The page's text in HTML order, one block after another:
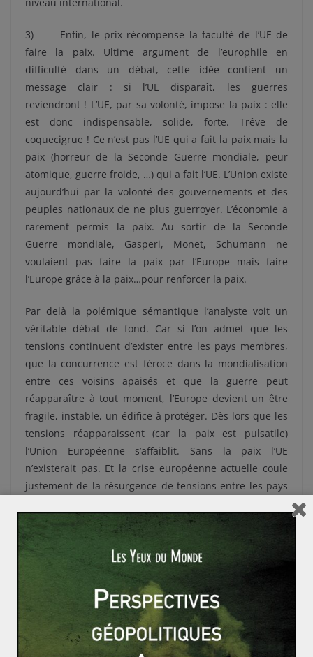
3) Enfin, le prix récompense la faculté de l’UE de
faire la paix. Ultime argument de l’europhile en
difficulté dans un débat, cette idée contient un
message clair : si l’UE disparaît, les guerres
reviendront ! L’UE, par sa volonté, impose la paix : elle
est donc indispensable, solide, forte. Trêve de
coquecigrue ! Ce n’est pas l’UE qui a fait la paix mais la
paix (horreur de la Seconde Guerre mondiale, peur
atomique, guerre froide, …) qui a fait l’UE. L’Union existe
aujourd’hui par la volonté des gouvernements et des
peuples nationaux de ne plus guerroyer. L’économie a
rarement permis la paix. Au sortir de la Seconde
Guerre mondiale, Gasperi, Monet, Schumann ne
voulaient pas faire la paix par l’Europe mais faire
l’Europe grâce à la paix…pour renforcer la paix.
Par delà la polémique sémantique l’analyste voit un
véritable débat de fond. Car si l’on admet que les
tensions continuent d’exister entre les pays membres,
que la concurrence est féroce dans la mondialisation
entre ces voisins apaisés et que la guerre peut
réapparaître à tout moment, l’Europe devient un être
fragile, instable, un édifice à protéger. Dès lors que les
tensions réapparaissent (car la paix est pulsatile)
l’Union Européenne s’affaiblit. Sans la paix l’UE
n’existerait pas. Et la crise européenne actuelle coule
justement de la résurgence de tensions entre les pays
empêchant toute solution globale : ce ne sont pas les
conséquences des failles du modèle européen mais les
causes du problème.
La paix, imposée par les Etats-nations, reste maîtresse
de la destinée européenne. Non l’inverse. C’est
pourquoi au lieu d’attribuer le prix Nobel de la paix à
l’Union Européenne, nous ferions mieux d’attribuer le